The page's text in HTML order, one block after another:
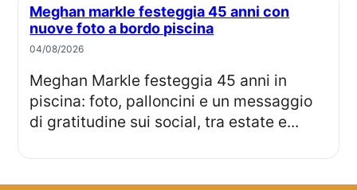
Meghan markle festeggia 45 anni con
nuove foto a bordo piscina
04/08/2026
Meghan Markle festeggia 45 anni in
piscina: foto, palloncini e un messaggio
di gratitudine sui social, tra estate e...